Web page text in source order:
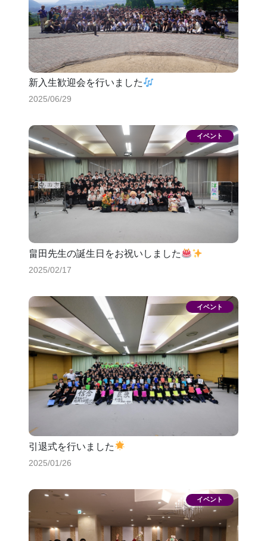
新入生歓迎会を行いました
2025/06/29
畠田先生の誕生日をお祝いしました
2025/02/17
引退式を行いました
2025/01/26